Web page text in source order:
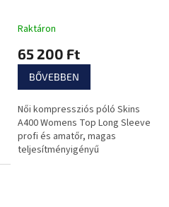
Raktáron
65 200 Ft
BŐVEBBEN
Női kompressziós póló Skins
A400 Womens Top Long Sleeve
profi és amatőr, magas
teljesítményigényű